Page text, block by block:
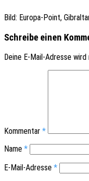
Bild: Europa-Point,
Schreibe einen
Deine E-Mail-Adresse
Kommentar *
Name *
E-Mail-Adresse *